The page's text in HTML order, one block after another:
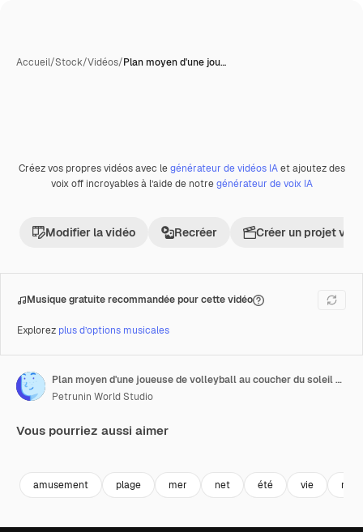
Accueil/Stock/Vidéos/Plan moyen d'une jou…
Premium
Créez vos propres vidéos avec legénérateur de vidéos IAet ajoutez des
voix off incroyables à l’aide de notregénérateur de voix IA
Modifier la vidéo Recréer Créer un projet
Musique gratuite recommandée pour cette vidéo
Explorez plus d’options musicales
Plan moyen d'une joueuse de volleyball au coucher du soleil effectuant un geste technique avec le ballon au ralenti.
Petrunin World Studio
Vous pourriez aussi aimer
amusement plage mer net été vie main